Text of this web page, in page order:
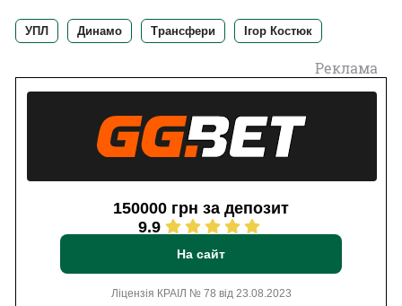
УПЛ Динамо Трансфери Ігор Костюк
Реклама
150000 грн за депозит
9.9
На сайт
Ліцензія КРАІЛ № 78 від 23.08.2023